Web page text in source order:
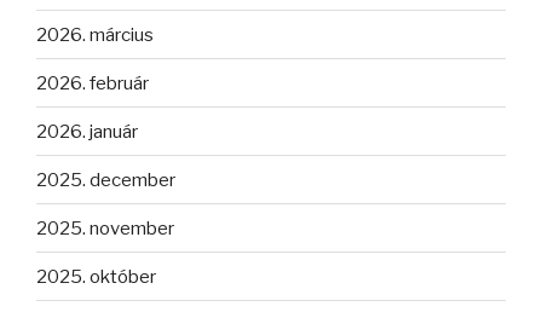
2026. március
2026. február
2026. január
2025. december
2025. november
2025. október